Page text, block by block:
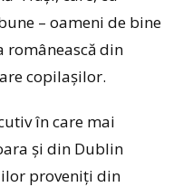
– oameni de bine
din
copilașilor.
în care mai
și din Dublin
proveniți din